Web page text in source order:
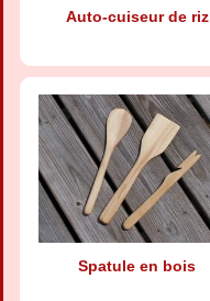
Auto-cuiseur de riz
Spatule en bois